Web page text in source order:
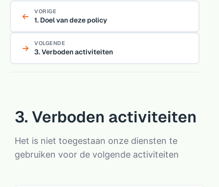
VORIGE
1. Doel van deze policy
VOLGENDE
3. Verboden activiteiten
3. Verboden activiteiten
Het is niet toegestaan onze diensten te
gebruiken voor de volgende activiteiten